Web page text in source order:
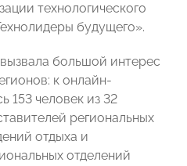
технологического
будущего».
большой интерес
к онлайн-
153 человек из 32
региональных
отдыха и
отделений